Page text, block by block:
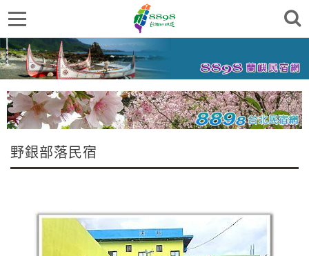
野銀部落民宿